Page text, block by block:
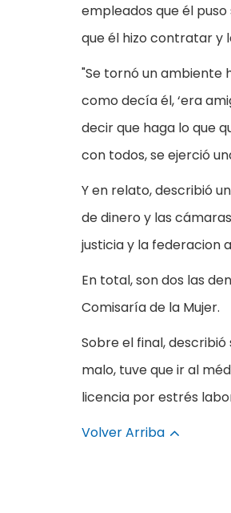
empleados que él
que él hizo contratar y
"Se tornó un ambiente
como decía él, ‘era
decir que haga lo que
con todos, se ejerció
Y en relato, describió
de dinero y las
justicia y la federacion
En total, son dos las
Comisaría de la Mujer.
Sobre el final,
malo, tuve que ir al
licencia por estrés
Volver Arriba